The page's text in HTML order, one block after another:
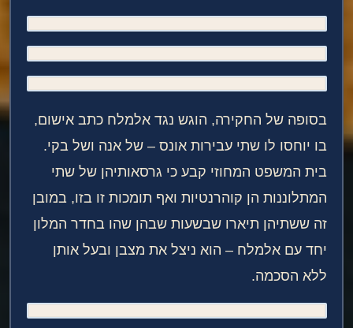
בסופה של החקירה, הוגש נגד אלמלח כתב אישום,
בו יוחסו לו שתי עבירות אונס – של אנה ושל בקי.
בית המשפט המחוזי קבע כי גרסאותיהן של שתי
המתלוננות הן קוהרנטיות ואף תומכות זו בזו, במובן
זה ששתיהן תיארו שבשעות שבהן שהו בחדר המלון
יחד עם אלמלח – הוא ניצל את מצבן ובעל אותן
ללא הסכמה.